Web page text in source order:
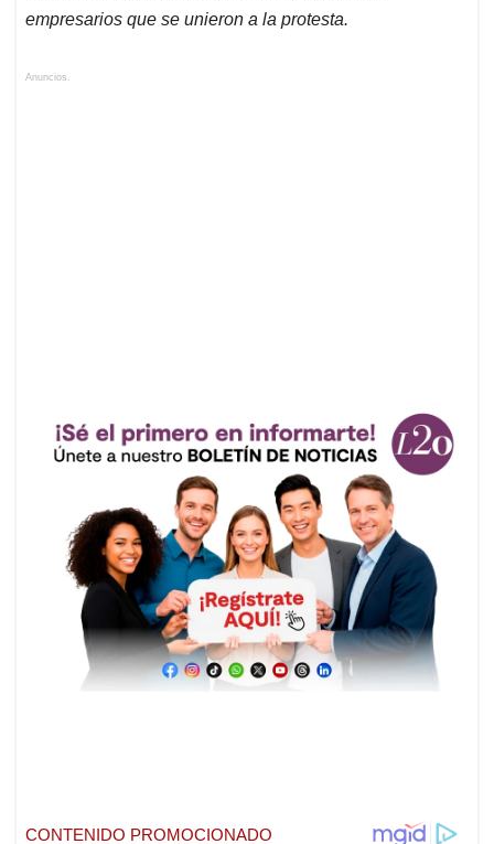
empresarios que se unieron a la protesta.
Anuncios.